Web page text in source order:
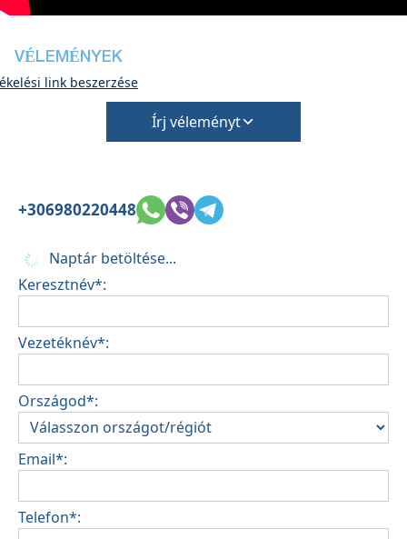
VÉLEMÉNYEK
link beszerzése
Írj véleményt
+306980220448
Naptár betöltése...
Keresztnév*:
Vezetéknév*:
Országod*:
Email*:
Telefon*: